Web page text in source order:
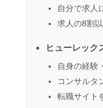
自分で求人
求人の8割
ヒューレック
自身の経験
コンサルタ
転職サイト